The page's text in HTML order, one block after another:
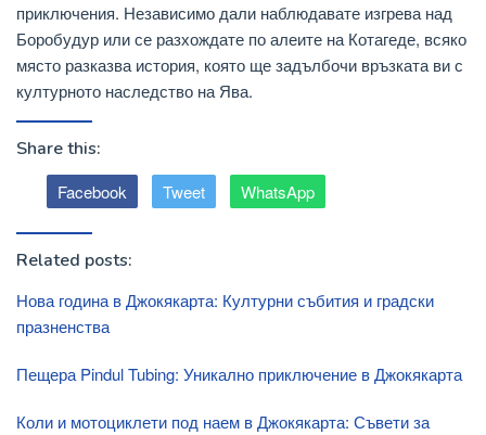
приключения. Независимо дали наблюдавате изгрева над
Боробудур или се разхождате по алеите на Котагеде, всяко
място разказва история, която ще задълбочи връзката ви с
културното наследство на Ява.
Share this:
Facebook Tweet WhatsApp
Related posts:
Нова година в Джокякарта: Културни събития и градски
празненства
Пещера Pindul Tubing: Уникално приключение в Джокякарта
Коли и мотоциклети под наем в Джокякарта: Съвети за